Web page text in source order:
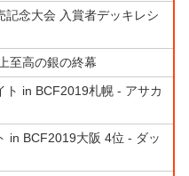
記念大会 入賞者デッキレシ
至高の銀の終幕
ト in BCF2019札幌 - アサカ
in BCF2019大阪 4位 - ダッ